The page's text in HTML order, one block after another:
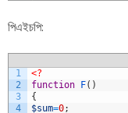
পিএইচপি:
1
2
3
4
<?
function
F( )
{
$sum=0;